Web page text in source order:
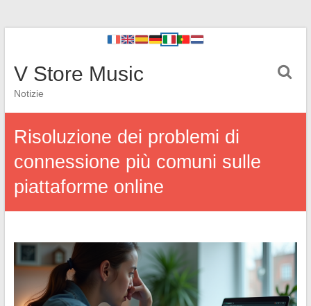
V Store Music
Notizie
Risoluzione dei problemi di
connessione più comuni sulle
piattaforme online